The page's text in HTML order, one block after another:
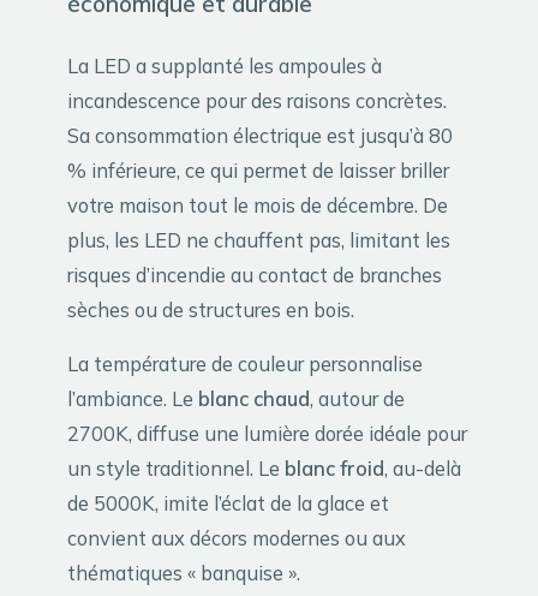
La LED a supplanté les ampoules à
incandescence pour des raisons concrètes.
Sa consommation électrique est jusqu’à 80
% inférieure, ce qui permet de laisser briller
votre maison tout le mois de décembre. De
plus, les LED ne chauffent pas, limitant les
risques d’incendie au contact de branches
sèches ou de structures en bois.
La température de couleur personnalise
l’ambiance. Le blanc chaud, autour de
2700K, diffuse une lumière dorée idéale pour
un style traditionnel. Le blanc froid, au-delà
de 5000K, imite l’éclat de la glace et
convient aux décors modernes ou aux
thématiques « banquise ».